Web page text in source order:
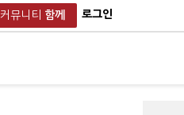
커뮤니티 함께 로그인